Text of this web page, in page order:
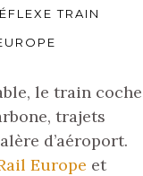
TRAIN
le train coche
trajets
d’aéroport.
Europe et